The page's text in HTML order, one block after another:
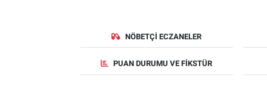
NÖBETÇI ECZANELER
PUAN DURUMU VE FIKSTÜR